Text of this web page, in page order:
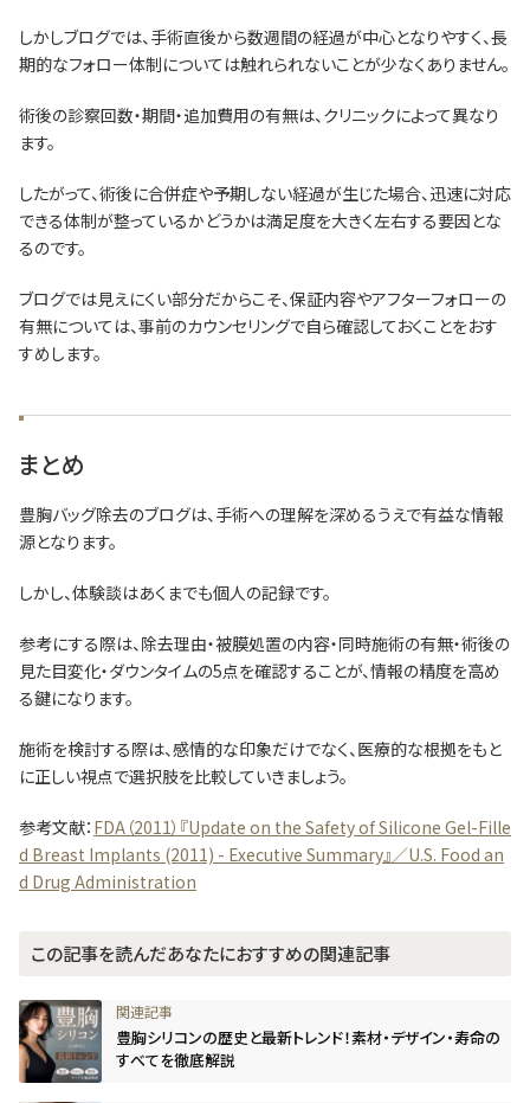
しかしブログでは、手術直後から数週間の経過が中心となりやすく、長
期的なフォロー体制については触れられないことが少なくありません。
術後の診察回数・期間・追加費用の有無は、クリニックによって異なり
ます。
したがって、術後に合併症や予期しない経過が生じた場合、迅速に対応
できる体制が整っているかどうかは満足度を大きく左右する要因とな
るのです。
ブログでは見えにくい部分だからこそ、保証内容やアフターフォローの
有無については、事前のカウンセリングで自ら確認しておくことをおす
すめします。
まとめ
豊胸バッグ除去のブログは、手術への理解を深めるうえで有益な情報
源となります。
しかし、体験談はあくまでも個人の記録です。
参考にする際は、除去理由・被膜処置の内容・同時施術の有無・術後の
見た目変化・ダウンタイムの5点を確認することが、情報の精度を高め
る鍵になります。
施術を検討する際は、感情的な印象だけでなく、医療的な根拠をもと
に正しい視点で選択肢を比較していきましょう。
参考文献： FDA（2011）『Update on the Safety of Silicone Gel-Fille
d Breast Implants (2011) - Executive Summary』／U.S. Food an
d Drug Administration
この記事を読んだあなたにおすすめの関連記事
豊胸シリコンの歴史と最新トレンド！素材・デザイン・寿命の
すべてを徹底解説